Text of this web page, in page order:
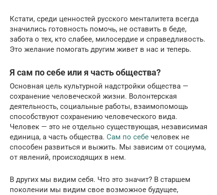
Кстати, среди ценностей русского менталитета всегда
значились готовность помочь, не оставить в беде,
забота о тех, кто слабее, милосердие и справедливость.
Это желание помогать другим живет в нас и теперь.
Я сам по себе или я часть общества?
Основная цель культурной надстройки общества —
сохранение человеческой жизни. Волонтерская
деятельность, социальные работы, взаимопомощь
способствуют сохранению человеческого вида.
Человек — это не отдельно существующая, независимая
единица, а часть общества. Сам по себе человек не
способен развиться и выжить. Мы зависим от социума,
от явлений, происходящих в нем.
В других мы видим себя. Что это значит? В старшем
поколении мы видим свое возможное будущее,